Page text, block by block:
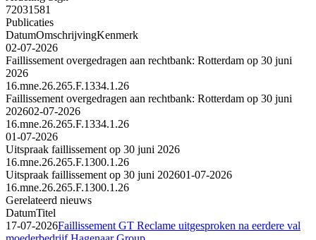
72031581
Publicaties
DatumOmschrijvingKenmerk
02-07-2026
Faillissement overgedragen aan rechtbank: Rotterdam op 30 juni
2026
16.mne.26.265.F.1334.1.26
Faillissement overgedragen aan rechtbank: Rotterdam op 30 juni
202602-07-2026
16.mne.26.265.F.1334.1.26
01-07-2026
Uitspraak faillissement op 30 juni 2026
16.mne.26.265.F.1300.1.26
Uitspraak faillissement op 30 juni 202601-07-2026
16.mne.26.265.F.1300.1.26
Gerelateerd nieuws
DatumTitel
17-07-2026Faillissement GT Reclame uitgesproken na eerdere val